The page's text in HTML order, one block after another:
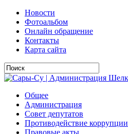
Новости
Фотоальбом
Онлайн обращение
Контакты
Карта сайта
Общее
Администрация
Совет депутатов
Противодействие коррупции
Правовые акты